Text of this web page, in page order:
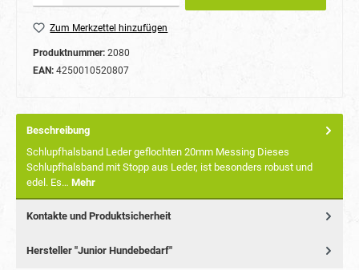
Zum Merkzettel hinzufügen
Produktnummer: 2080
EAN: 4250010520807
Beschreibung
Schlupfhalsband Leder geflochten 20mm Messing Dieses
Schlupfhalsband mit Stopp aus Leder, ist besonders robust und
edel. Es… Mehr
Kontakte und Produktsicherheit
Hersteller "Junior Hundebedarf"